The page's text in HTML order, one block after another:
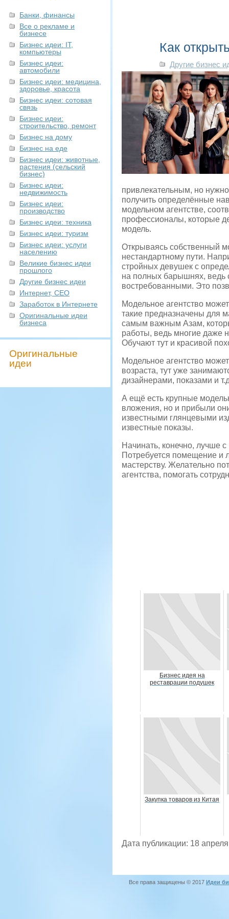
Банки, финансы
Все о рекламе и
бизнесе
Бизнес идеи: IT,
компьютеры
Бизнес идеи:
автомобили
Бизнес идеи: медицина,
здоровье, красота
Бизнес идеи: сотовая
связь
Бизнес идеи:
строительство, ремонт
Бизнес на дому
Бизнес на еде
Бизнес идеи: животные,
растения (сельский
бизнес)
Бизнес идеи:
недвижимость
Бизнес идеи:
производство
Бизнес идеи: техника
Бизнес идеи: туризм
Бизнес идеи: услуги
населению
Великие бизнес идеи
прошлого
Другие бизнес идеи
Интернет, СЕО
Заработок в Интернете
Оригинальные идеи
бизнеса
Оригинальные
идеи
Как
Другие бизнес
привлекательным, но
получить определённые
модельном агентстве,
профессионалы, которые
модель.
Открываясь собственный
нестандартному пути.
стройных девушек с
на полных барышнях, ведь
востребованными. Это
Модельное агентство
такие предназначены для
самым важным Азам,
работы, ведь многие даже
Обучают тут и красивой
Модельное агентство
возраста, тут уже
дизайнерами, показами и
А ещё есть крупные
вложения, но и прибыли
известными глянцевыми
известные показы.
Начинать, конечно, лучше
Потребуется помещение и
мастерству. Желательно
агентства, помогать
Бизнес идея на
реставрации подушек
Закупка товаров из Китая
Дата публикации: 18
Все права защищены © 2017 Идеи